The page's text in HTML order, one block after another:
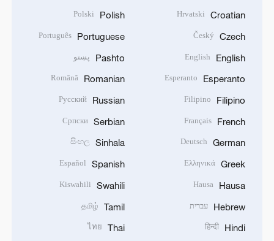
Croatian
Hrvatski
Czech
Český
English
English
Esperanto
Esperanto
Filipino
Filipino
French
Français
German
Deutsch
Greek
Ελληνικά
Hausa
Hausa
Hebrew עברית
Hindi
हिन्दी
Polish
Polski
Portuguese
Português
Pashto پښتو
Romanian
Română
Russian
Русский
Serbian
Српски
Sinhala
සිංහල
Spanish
Español
Swahili
Kiswahili
Tamil
தமிழ்
Thai
ไทย